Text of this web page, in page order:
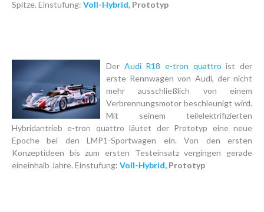
Spitze. Einstufung: Voll-Hybrid, Prototyp
Der Audi R18 e-tron quattro ist der
erste Rennwagen von Audi, der nicht
mehr ausschließlich von einem
Verbrennungsmotor beschleunigt wird.
Mit seinem teilelektrifizierten
Hybridantrieb e-tron quattro läutet der Prototyp eine neue
Epoche bei den LMP1-Sportwagen ein. Von den ersten
Konzeptideen bis zum ersten Testeinsatz vergingen gerade
eineinhalb Jahre. Einstufung: Voll-Hybrid, Prototyp